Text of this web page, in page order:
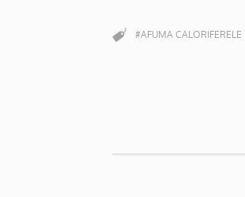
#AFUMA CALORIFERELE